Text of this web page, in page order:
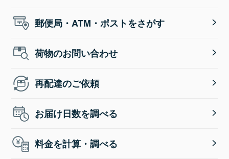
郵便局・ATM・ポストをさがす
荷物のお問い合わせ
再配達のご依頼
お届け日数を調べる
料金を計算・調べる